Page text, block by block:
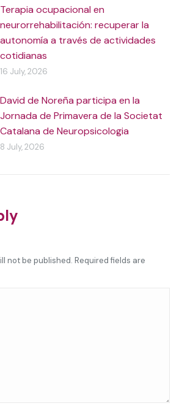
Terapia ocupacional en
neurorrehabilitación: recuperar la
autonomía a través de actividades
cotidianas
16 July, 2026
David de Noreña participa en la
Jornada de Primavera de la Societat
Catalana de Neuropsicologia
8 July, 2026
not be published. Required fields are